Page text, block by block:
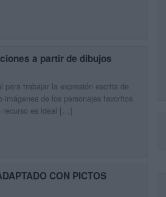
a partir de dibujos
para trabajar la expresión escrita de
de los personajes favoritos
recurso es ideal […]
CON PICTOS